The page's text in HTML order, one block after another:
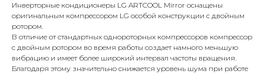
Инверторные кондиционеры LG ARTCOOL Mirror оснащены
оригинальным компрессором LG особой конструкции с двойным
ротором.
В отличие от стандартных однороторных компрессоров компрессор
с двойным ротором во время работы создает намного меньшую
вибрацию и имеет более широкий интервал частоты вращения.
Благодаря этому значительно снижается уровень шума при работе